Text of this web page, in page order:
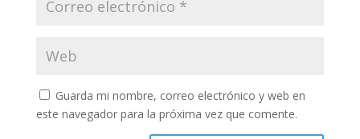
Guarda mi nombre, correo electrónico y web en
este navegador para la próxima vez que comente.